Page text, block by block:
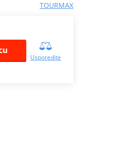
TOURMAX
Usporedite